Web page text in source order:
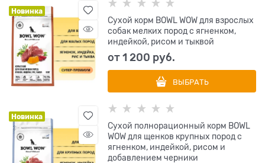
Новинка
Сухой корм BOWL WOW для взрослых
собак мелких пород с ягненком,
индейкой, рисом и тыквой
от1 200 руб.
ВЫБРАТЬ
Новинка
Сухой полнорационный корм BOWL
WOW для щенков крупных пород с
ягненком, индейкой, рисом и
добавлением черники